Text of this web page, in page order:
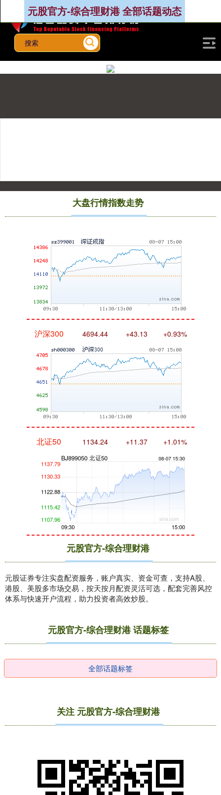
元股官方-综合理财港 全部话题动态
大盘行情指数走势
沪深300 4694.44 +43.13 +0.93%
北证50 1134.24 +11.37 +1.01%
3563.12 +47.56
国债指数 229.69 +0.04%
元股官方-综合理财港
元股证券专注实盘配资服务，账户真实、资金可查，支持A股、
港股、美股多市场交易，按天按月配资灵活可选，配套完善风控
体系与快速开户流程，助力投资者高效炒股。
元股官方-综合理财港 话题标签
全部话题标签
关注 元股官方-综合理财港